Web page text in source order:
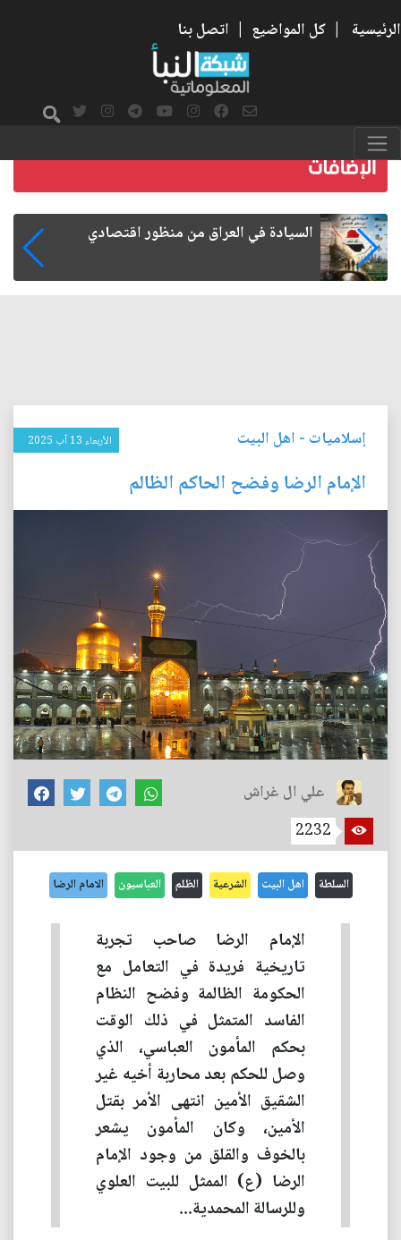
الرئيسية | كل المواضيع | اتصل بنا
ما بعد الأربعين.. كيف اتسعت الزيارة من هويتها
إسلاميات - اهل البيت الأربعاء 13 آب 2025
الإمام الرضا وفضح الحاكم الظالم
علي ال غراش
2232
السلطة اهل البيت الشرعية الظلم العباسيون الامام الرضا
الإمام الرضا صاحب تجربة
تاريخية فريدة في التعامل مع
الحكومة الظالمة وفضح النظام
الفاسد المتمثل في ذلك الوقت
بحكم المأمون العباسي، الذي
وصل للحكم بعد محاربة أخيه غير
الشقيق الأمين انتهى الأمر بقتل
الأمين، وكان المأمون يشعر
بالخوف والقلق من وجود الإمام
الرضا (ع) الممثل للبيت العلوي
وللرسالة المحمدية...